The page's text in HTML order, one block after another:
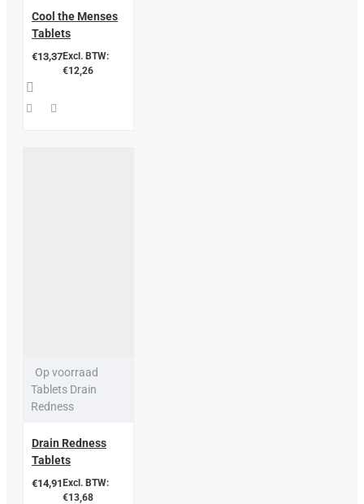
Cool the Menses
Tablets
€13,37Excl. BTW:
€12,26
Op voorraad
Tablets Drain
Redness
Drain Redness
Tablets
€14,91 Excl. BTW:
€13,68